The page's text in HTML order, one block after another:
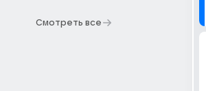
Смотреть все